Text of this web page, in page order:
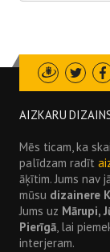
Draugiem
AIZKARU
Mēs ticam, ka
palīdzam radīt
āķītim. Jums nav
mūsu dizainere
Jums uz Mārupi,
Pierīgā, lai
interjeram.